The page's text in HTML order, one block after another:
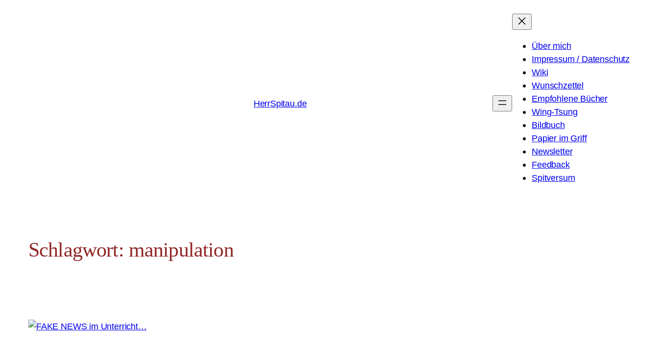
HerrSpitau.de
Über mich
Impressum / Datenschutz
Wiki
Wunschzettel
Empfohlene Bücher
Wing-Tsung
Bildbuch
Papier im Griff
Newsletter
Feedback
Spitversum
Schlagwort: manipulation